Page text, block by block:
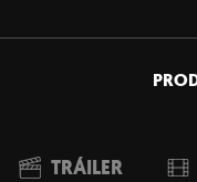
TRÁILER